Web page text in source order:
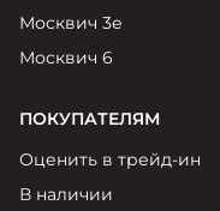
Москвич 3е
Москвич 6
ПОКУПАТЕЛЯМ
Оценить в трейд-ин
В наличии